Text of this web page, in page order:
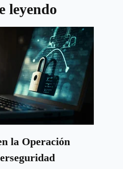
leyendo
la Operación